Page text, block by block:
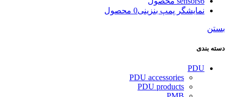
نمایشگر پمپ بنزینی0 محصول
بستن
دسته بندی
PDU
PDU accessories
PDU products